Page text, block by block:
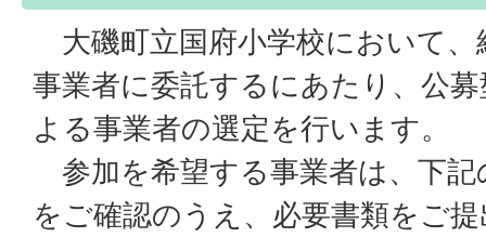
大磯町立国府小学校において、
事業者に委託するにあたり、公
よる事業者の選定を行います。
参加を希望する事業者は、下記
をご確認のうえ、必要書類をご